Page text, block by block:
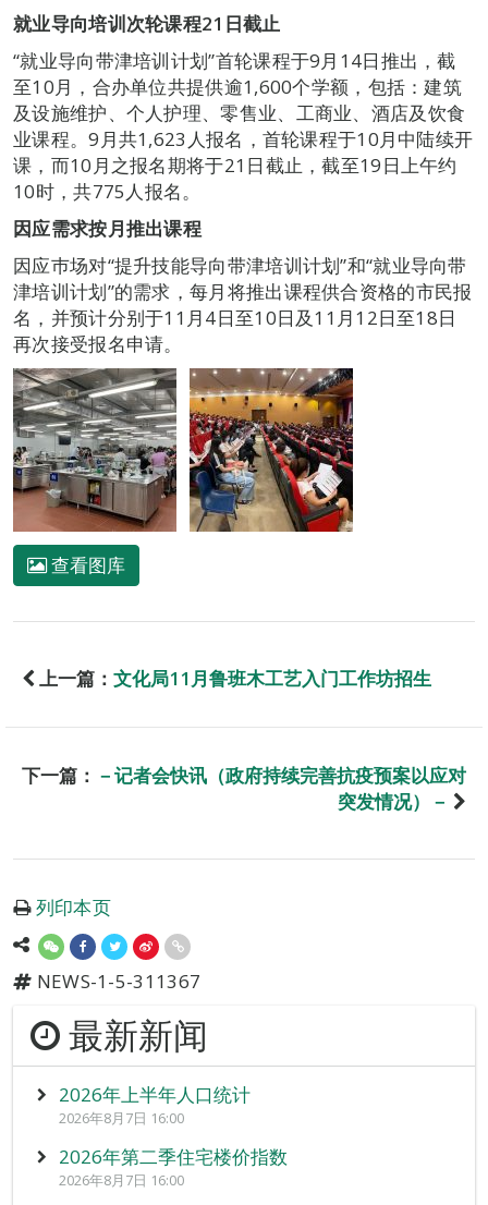
就业导向培训次轮课程21 日截止
“就业导向带津培训计划”首轮课程于9月14日推出，截
至10月，合办单位共提供逾1,600个学额，包括：建筑
及设施维护、个人护理、零售业、工商业、酒店及饮食
业课程。9月共1,623人报名，首轮课程于10月中陆续开
课，而10月之报名期将于21日截止，截至19日上午约
10时，共775人报名。
因应需求按月推出课程
因应巿场对“提升技能导向带津培训计划”和“就业导向带
津培训计划”的需求，每月将推出课程供合资格的市民报
名，并预计分别于11月4日至10日及11月12日至18日
再次接受报名申请。
查看图库
上一篇： 文化局11月鲁班木工艺入门工作坊招生
下一篇： －记者会快讯（政府持续完善抗疫预案以应对
突发情况）－
列印本页
NEWS-1-5-311367
最新新闻
2026年上半年人口统计
2026年8月7日 16:00
2026年第二季住宅楼价指数
2026年8月7日 16:00